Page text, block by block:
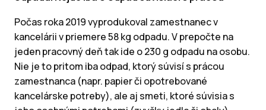
Počas roka 2019 vyprodukoval zamestnanec v
kancelárii v priemere 58 kg odpadu. V prepočte na
jeden pracovný deň tak ide o 230 g odpadu na osobu.
Nie je to pritom iba odpad, ktorý súvisí s prácou
zamestnanca (napr. papier či opotrebované
kancelárske potreby), ale aj smeti, ktoré súvisia s